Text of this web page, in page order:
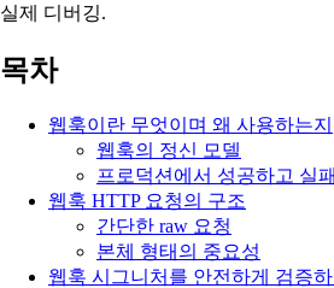
실제 디버깅.
목차
웹훅이란 무엇이며 왜 사용하는지
웹훅의 정신 모델
프로덕션에서 성공하고 실
웹훅 HTTP 요청의 구조
간단한 raw 요청
본체 형태의 중요성
웹훅 시그니처를 안전하게 검증